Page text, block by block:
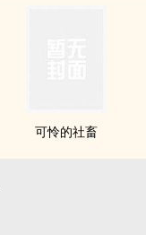
可怜的社畜